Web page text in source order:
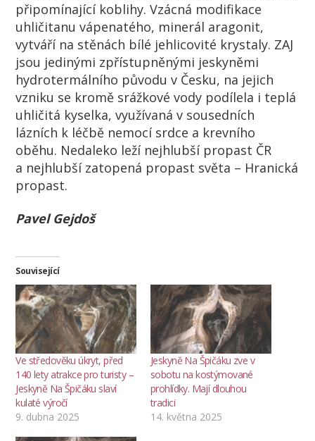
připomínající koblihy. Vzácná modifikace
uhličitanu vápenatého, minerál aragonit,
vytváří na stěnách bílé jehlicovité krystaly. ZAJ
jsou jedinými zpřístupněnými jeskyněmi
hydrotermálního původu v Česku, na jejich
vzniku se kromě srážkové vody podílela i teplá
uhličitá kyselka, využívaná v sousedních
lázních k léčbě nemocí srdce a krevního
oběhu. Nedaleko leží nejhlubší propast ČR
a nejhlubší zatopená propast světa – Hranická
propast.
Pavel Gejdoš
Související
Ve středověku úkryt, před
140 lety atrakce pro turisty –
Jeskyně Na Špičáku slaví
kulaté výročí
9. dubna 2025
Jeskyně Na Špičáku zve v
sobotu na kostýmované
prohlídky. Mají dlouhou
tradici
14. května 2025